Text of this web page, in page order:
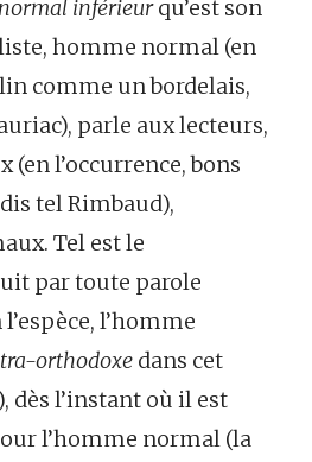
normal inférieurqu’est son
homme normal (en
comme un bordelais,
parle aux lecteurs,
l’occurrence, bons
tel Rimbaud),
Tel est le
par toute parole
l’homme
orthodoxe dans cet
l’instant où il est
l’homme normal (la